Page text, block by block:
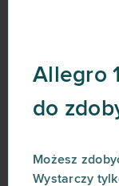
Allegro
do
Możesz
Wystarczy